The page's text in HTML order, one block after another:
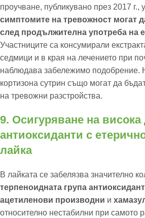
проучване, публикувано през 2017 г.,
симптомите на тревожност могат
след продължителна употреба на
Участниците са консумирали
седмици и в края на лечението при
наблюдава забележимо подобрение.
кортизона сутрин също могат да
на тревожни разстройства.
9. Осигуряване на висока
антиоксиданти с
лайка
В лайката се забелязва значително
терпеноидната група
ацетиленови производни и
относително нестабилни при самото